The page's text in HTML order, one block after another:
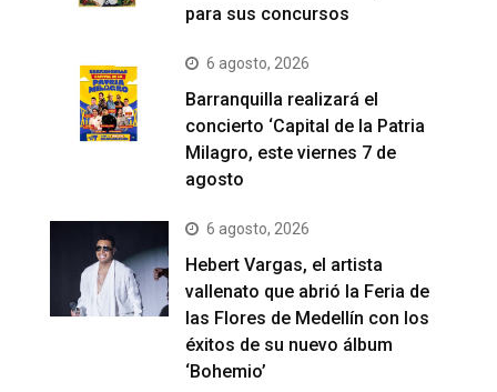
para sus concursos
6 agosto, 2026
Barranquilla realizará el
concierto ‘Capital de la Patria
Milagro, este viernes 7 de
agosto
6 agosto, 2026
Hebert Vargas, el artista
vallenato que abrió la Feria de
las Flores de Medellín con los
éxitos de su nuevo álbum
‘Bohemio’